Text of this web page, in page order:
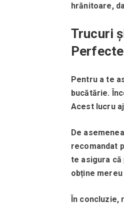
hrănitoare,
Trucuri
Perfecte
Pentru a te
bucătărie.
Acest lucru
De
recomandat
te asigura
obține
În concluzie,